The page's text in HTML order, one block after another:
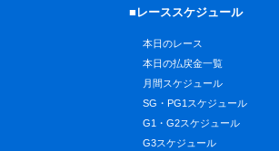
■レーススケジュール
本日のレース
本日の払戻金一覧
月間スケジュール
SG・PG1スケジュール
G1・G2スケジュール
G3スケジュール